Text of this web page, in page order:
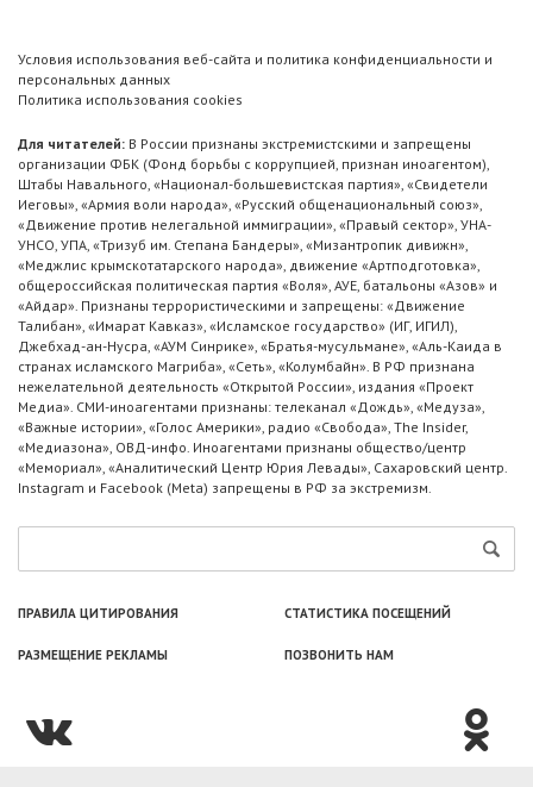
Условия использования веб-сайта и политика конфиденциальности и
персональных данных
Политика использования cookies
Для читателей: В России признаны экстремистскими и запрещены
организации ФБК (Фонд борьбы с коррупцией, признан иноагентом),
Штабы Навального, «Национал-большевистская партия», «Свидетели
Иеговы», «Армия воли народа», «Русский общенациональный союз»,
«Движение против нелегальной иммиграции», «Правый сектор», УНА-
УНСО, УПА, «Тризуб им. Степана Бандеры», «Мизантропик дивижн»,
«Меджлис крымскотатарского народа», движение «Артподготовка»,
общероссийская политическая партия «Воля», АУЕ, батальоны «Азов» и
«Айдар». Признаны террористическими и запрещены: «Движение
Талибан», «Имарат Кавказ», «Исламское государство» (ИГ, ИГИЛ),
Джебхад-ан-Нусра, «АУМ Синрике», «Братья-мусульмане», «Аль-Каида в
странах исламского Магриба», «Сеть», «Колумбайн». В РФ признана
нежелательной деятельность «Открытой России», издания «Проект
Медиа». СМИ-иноагентами признаны: телеканал «Дождь», «Медуза»,
«Важные истории», «Голос Америки», радио «Свобода», The Insider,
«Медиазона», ОВД-инфо. Иноагентами признаны общество/центр
«Мемориал», «Аналитический Центр Юрия Левады», Сахаровский центр.
Instagram и Facebook (Metа) запрещены в РФ за экстремизм.
ПРАВИЛА ЦИТИРОВАНИЯ СТАТИСТИКА ПОСЕЩЕНИЙ
РАЗМЕЩЕНИЕ РЕКЛАМЫ ПОЗВОНИТЬ НАМ